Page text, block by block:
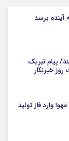
آینده برسد
پیام تبریک
خبرنگار
وارد فاز تولید